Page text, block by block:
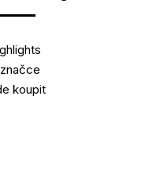
koupit